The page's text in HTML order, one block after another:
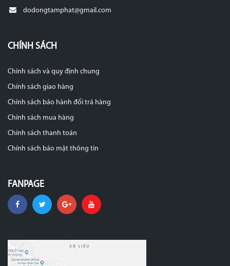
dodongtamphat@gmail.com
CHÍNH SÁCH
Chính sách và quy định chung
Chính sách giao hàng
Chính sách bảo hành đổi trả hàng
Chính sách mua hàng
Chính sách thanh toán
Chính sách bảo mật thông tin
FANPAGE